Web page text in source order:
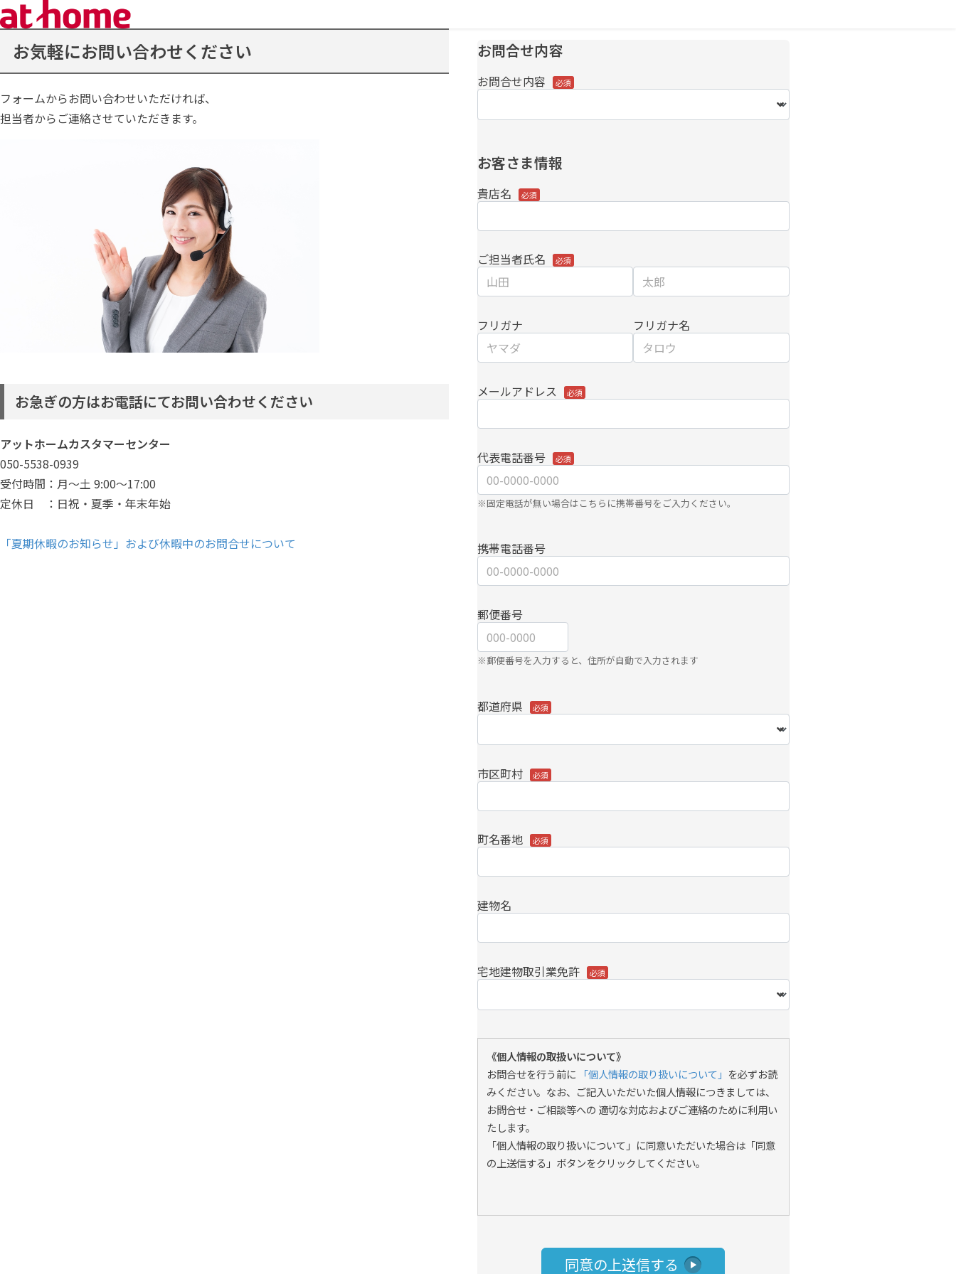
お気軽にお問い合わせください
フォームからお問い合わせいただければ、
担当者からご連絡させていただきます。
お急ぎの方はお電話にてお問い合わせください
アットホームカスタマーセンター
050-5538-0939
受付時間：月～土 9:00～17:00
定休日 ：日祝・夏季・年末年始
「夏期休暇のお知らせ」および休暇中のお問合せについて
お問合せ内容
お問合せ内容
お客さま情報
貴店名
ご担当者氏名
フリガナ フリガナ名
メールアドレス
代表電話番号
※固定電話が無い場合はこちらに携帯番号をご入力ください。
携帯電話番号
郵便番号
※郵便番号を入力すると、住所が自動で入力されます
都道府県
市区町村
町名番地
建物名
宅地建物取引業免許
《個人情報の取扱いについて》
お問合せを行う前に
「個人情報の取り扱いについて」 を必ずお読
みください。なお、ご記入いただいた個人情報につきましては、
お問合せ・ご相談等への 適切な対応およびご連絡のために利用い
たします。
「個人情報の取り扱いについて」に同意いただいた場合は「同意
の上送信する」ボタンをクリックしてください。
同意の上送信する play_arrow